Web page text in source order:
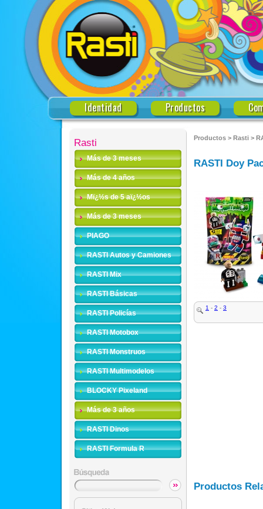
Identidad Productos
Rasti
Más de 3 meses
Más de 4 años
Mï¿½s de 5 aï¿½os
Más de 3 meses
PIAGO
RASTI Autos y Camiones
RASTI Mix
RASTI Básicas
RASTI Policías
RASTI Motobox
RASTI Monstruos
RASTI Multimodelos
BLOCKY Pixeland
Más de 3 años
RASTI Dinos
RASTI Formula R
Productos > Rasti >
RASTI Doy
1 - 2 - 3
Productos